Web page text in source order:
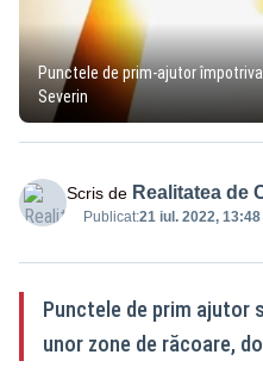
Punctele de prim-ajutor
Severin
Scris de Realitatea de
Publicat:21 iul. 2022, 13:48
Punctele de prim ajutor
unor zone de răcoare,